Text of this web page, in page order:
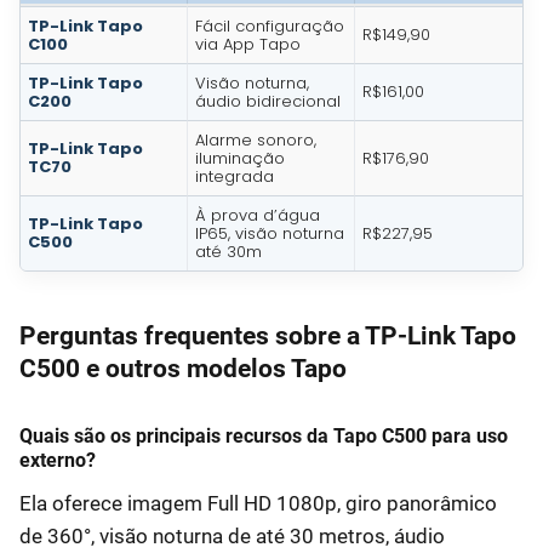
TP-Link Tapo
C100
Fácil configuração
via App Tapo R$149,90
TP-Link Tapo
C200
Visão noturna,
áudio bidirecional R$161,00
TP-Link Tapo
TC70
Alarme sonoro,
iluminação
integrada
R$176,90
TP-Link Tapo
C500
À prova d’água
IP65, visão noturna
até 30m
R$227,95
Perguntas frequentes sobre a TP-Link Tapo
C500 e outros modelos Tapo
Quais são os principais recursos da Tapo C500 para uso
externo?
Ela oferece imagem Full HD 1080p, giro panorâmico
de 360°, visão noturna de até 30 metros, áudio